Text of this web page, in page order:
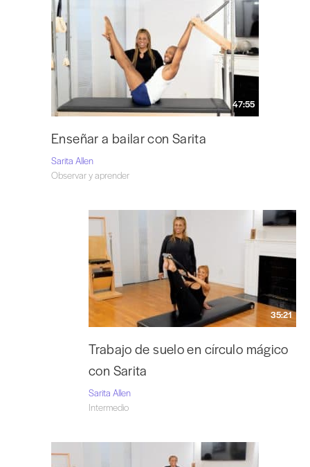
47:55
Enseñar a bailar con Sarita
Sarita Allen
Observar y aprender
35:21
Trabajo de suelo en círculo mágico
con Sarita
Sarita Allen
Intermedio